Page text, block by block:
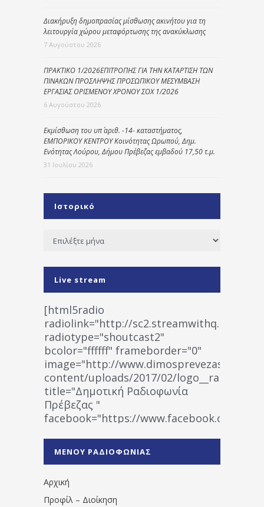
Διακήρυξη δημοπρασίας μίσθωσης ακινήτου για τη
λειτουργία χώρου μεταφόρτωσης της ανακύκλωσης
7 Αυγούστου 2026
ΠΡΑΚΤΙΚΟ 1/2026ΕΠΙΤΡΟΠΗΣ ΓΙΑ ΤΗΝ ΚΑΤΑΡΤΙΣΗ ΤΩΝ
ΠΙΝΑΚΩΝ ΠΡΟΣΛΗΨΗΣ ΠΡΟΣΩΠΙΚΟΥ ΜΕΣΥΜΒΑΣΗ
ΕΡΓΑΣΙΑΣ ΟΡΙΣΜΕΝΟΥ ΧΡΟΝΟΥ ΣΟΧ 1/2026
6 Αυγούστου 2026
Εκμίσθωση του υπ΄ αριθ. -14- καταστήματος,
ΕΜΠΟΡΙΚΟΥ ΚΕΝΤΡΟΥ Κοινότητας Ωρωπού, Δημ.
Ενότητας Λούρου, Δήμου Πρέβεζας εμβαδού 17,50 τ.μ.
31 Ιουλίου 2026
Ιστορικό
Ιστορικό
Live stream
[html5radio
radiolink="http://
radiotype="shoutcast2"
bcolor="ffffff" frameborder="0"
image="http://www.dimosprevezas.gr/wp-
content/uploads/2017/02/
title="Δημοτική Ραδιοφωνία
Πρέβεζας "
facebook="https://www.facebook.com/
1531194763766854/" artist="" ]
ΜΕΝΟΥ ΡΑΔΙΟΦΩΝΙΑΣ
Αρχική
Προφίλ – Διοίκηση